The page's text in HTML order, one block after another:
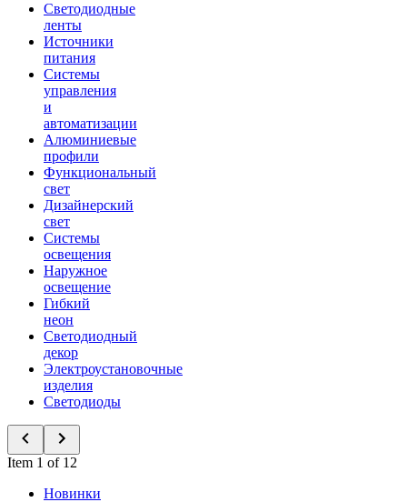
Светодиодные
ленты
Источники
питания
Системы
управления
и
автоматизации
Алюминиевые
профили
Функциональный
свет
Дизайнерский
свет
Системы
освещения
Наружное
освещение
Гибкий
неон
Светодиодный
декор
Электроустановочные
изделия
Светодиоды
Item 1 of 12
Новинки